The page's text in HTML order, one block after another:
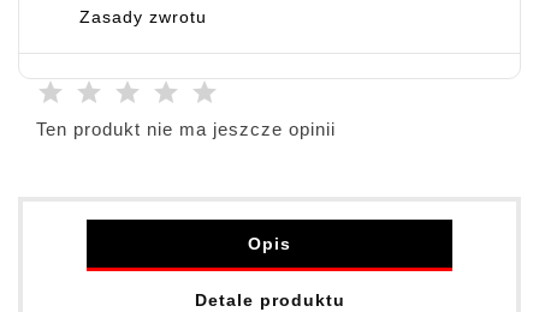
Zasady zwrotu
Ten produkt nie ma jeszcze opinii
Opis
Detale produktu